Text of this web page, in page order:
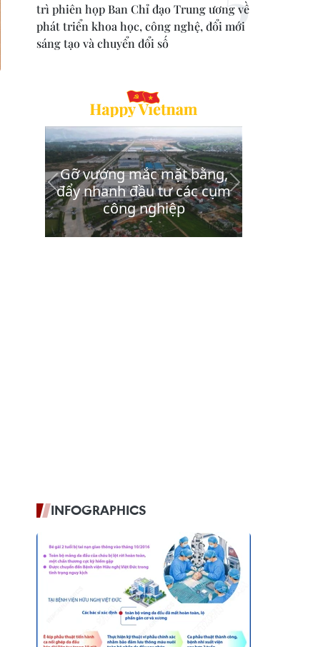
trì phiên họp Ban Chỉ đạo Trung ương về
phát triển khoa học, công nghệ, đổi mới
sáng tạo và chuyển đổi số
INFOGRAPHICS